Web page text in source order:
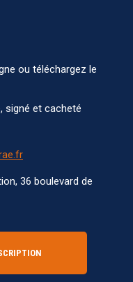
ou téléchargez le
signé et cacheté
36 boulevard de